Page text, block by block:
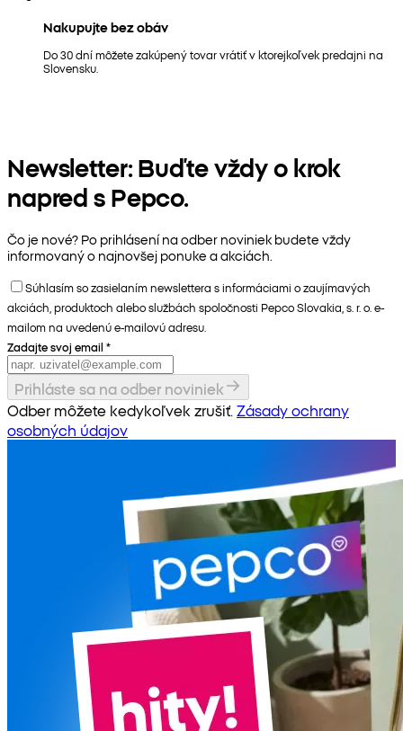
Nakupujte bez obáv
Do 30 dní môžete zakúpený tovar vrátiť v ktorejkoľvek predajni na
Slovensku.
Newsletter: Buďte vždy o krok
napred s Pepco.
Čo je nové? Po prihlásení na odber noviniek budete vždy
informovaný o najnovšej ponuke a akciách.
Súhlasím so zasielaním newslettera s informáciami o zaujímavých
akciách, produktoch alebo službách spoločnosti Pepco Slovakia, s. r. o. e-
mailom na uvedenú e-mailovú adresu.
Zadajte svoj email *
Prihláste sa na odber noviniek
Odber môžete kedykoľvek zrušiť. Zásady ochrany
osobných údajov